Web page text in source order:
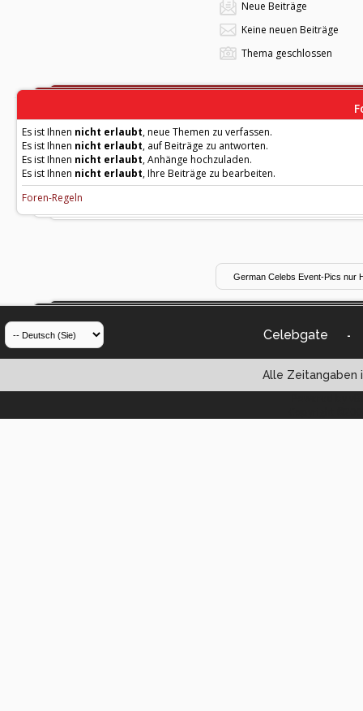
Neue Beiträge
Keine neuen Beiträge
Thema geschlossen
Es ist Ihnen nicht erlaubt, neue Themen zu verfassen.
Es ist Ihnen nicht erlaubt, auf Beiträge zu antworten.
Es ist Ihnen nicht erlaubt, Anhänge hochzuladen.
Es ist Ihnen nicht erlaubt, Ihre Beiträge zu bearbeiten.
Foren-Regeln
Celebgate -
Alle Zeitangaben